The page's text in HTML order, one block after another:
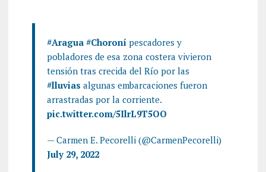
#Aragua #Choroní pescadores y
pobladores de esa zona costera vivieron
tensión tras crecida del Río por las
#lluvias algunas embarcaciones fueron
arrastradas por la corriente.
pic.twitter.com/5IlrL9T5OO
— Carmen E. Pecorelli (@CarmenPecorelli)
July 29, 2022